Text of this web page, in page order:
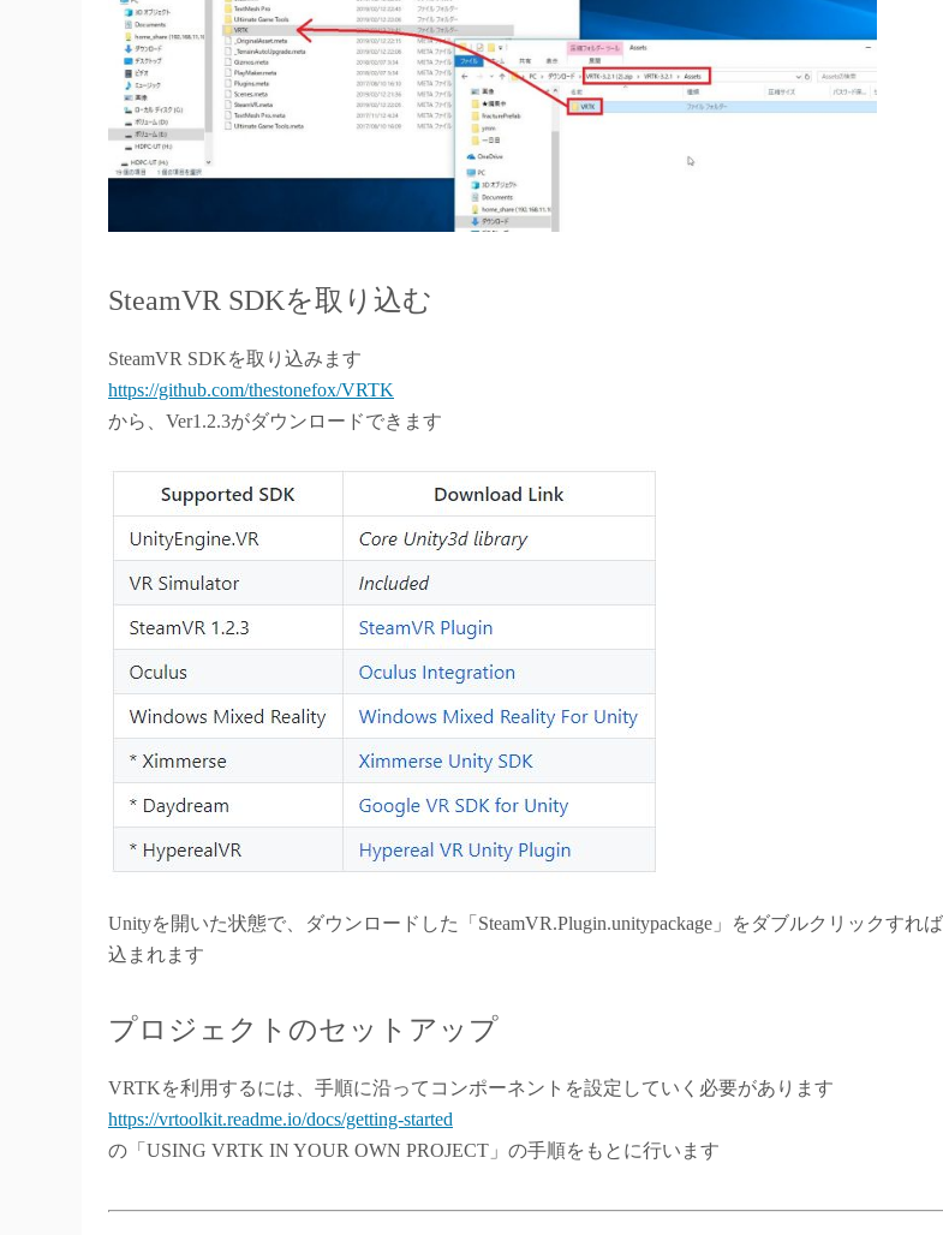
SteamVR SDKを取り込む
SteamVR SDKを取り込みます
https://github.com/thestonefox/VRTK
から、Ver1.2.3がダウンロードできます
Unityを開いた状態で、ダウンロードした「SteamVR.Plugin.unitypackage」をダブルクリックすれ
込まれます
プロジェクトのセットアップ
VRTKを利用するには、手順に沿ってコンポーネントを設定していく必要があります
https://vrtoolkit.readme.io/docs/getting-started
の「USING VRTK IN YOUR OWN PROJECT」の手順をもとに行います